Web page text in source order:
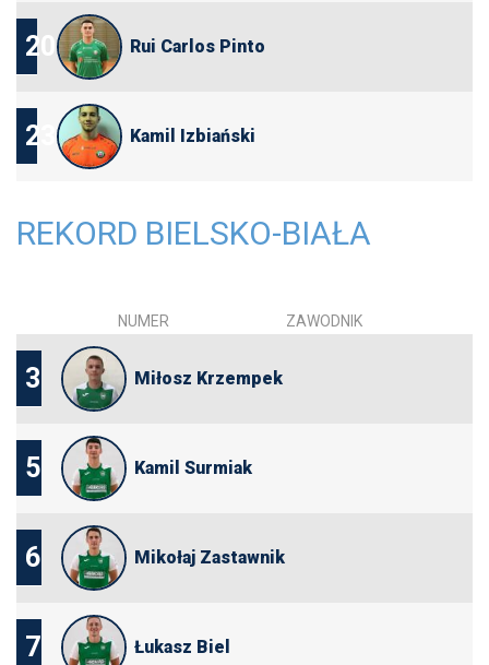
20 Rui Carlos Pinto
23 Kamil Izbiański
REKORD BIELSKO-BIAŁA
NUMER ZAWODNIK
3 Miłosz Krzempek
5 Kamil Surmiak
6 Mikołaj Zastawnik
7 Łukasz Biel